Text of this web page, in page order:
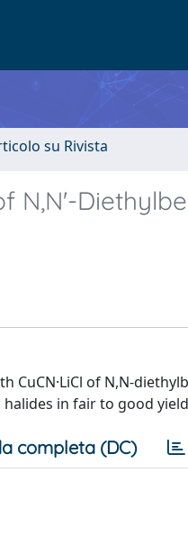
su Rivista
N,N'-
of N,N-
in fair to good
completa (DC)